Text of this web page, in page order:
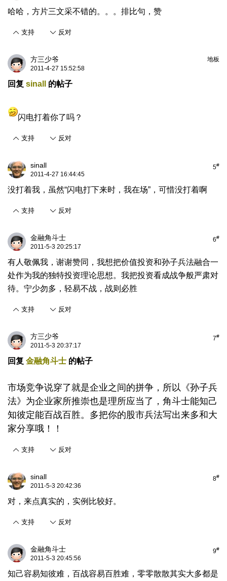
哈哈，方片三文采不错的。。。排比句，赞
支持 反对
地板
方三少爷
2011-4-27 15:52:58
回复 sinall 的帖子
闪电打着你了吗？
支持 反对
5#
sinall
2011-4-27 16:44:45
没打着我，虽然“闪电打下来时，我在场”，可惜没打着啊
支持 反对
6#
金融角斗士
2011-5-3 20:25:17
有人敬佩我，谢谢赞同，我想把价值投资和孙子兵法融合一
处作为我的独特投资理论思想。我把投资看成战争般严肃对
待。宁少勿多，轻易不战，战则必胜
支持 反对
7#
方三少爷
2011-5-3 20:37:17
回复 金融角斗士 的帖子
市场竞争说穿了就是企业之间的拼争，所以《孙子兵
法》为企业家所推崇也是理所应当了，角斗士能知己
知彼定能百战百胜。多把你的股市兵法写出来多和大
家分享哦！！
支持 反对
8#
sinall
2011-5-3 20:42:36
对，来点真实的，实例比较好。
支持 反对
9#
金融角斗士
2011-5-3 20:45:56
知己容易知彼难，百战容易百胜难，零零散散其实大多都是